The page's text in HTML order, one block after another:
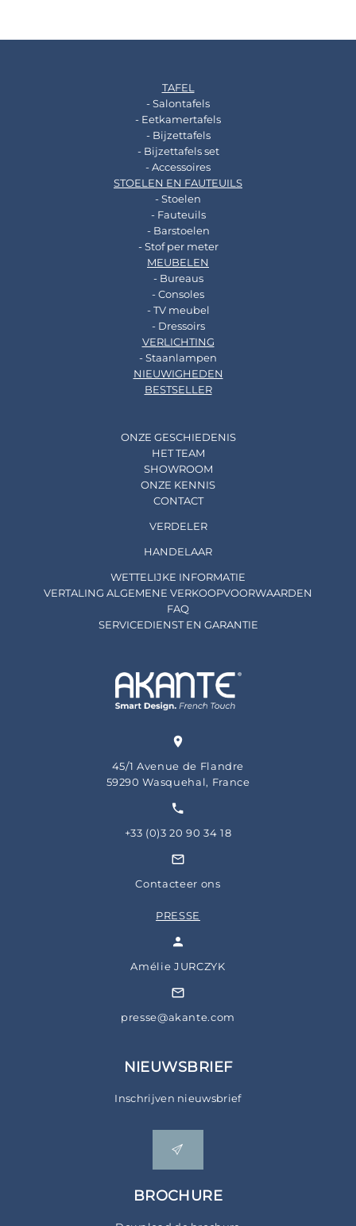
TAFEL
- Salontafels
- Eetkamertafels
- Bijzettafels
- Bijzettafels set
- Accessoires
STOELEN EN FAUTEUILS
- Stoelen
- Fauteuils
- Barstoelen
- Stof per meter
MEUBELEN
- Bureaus
- Consoles
- TV meubel
- Dressoirs
VERLICHTING
- Staanlampen
NIEUWIGHEDEN
BESTSELLER
ONZE GESCHIEDENIS
HET TEAM
SHOWROOM
ONZE KENNIS
CONTACT
VERDELER
HANDELAAR
WETTELIJKE INFORMATIE
VERTALING ALGEMENE VERKOOPVOORWAARDEN
FAQ
SERVICEDIENST EN GARANTIE
45/1 Avenue de Flandre
59290 Wasquehal, France
+33 (0)3 20 90 34 18
Contacteer ons
PRESSE
Amélie JURCZYK
presse@akante.com
NIEUWSBRIEF
Inschrijven nieuwsbrief
BROCHURE